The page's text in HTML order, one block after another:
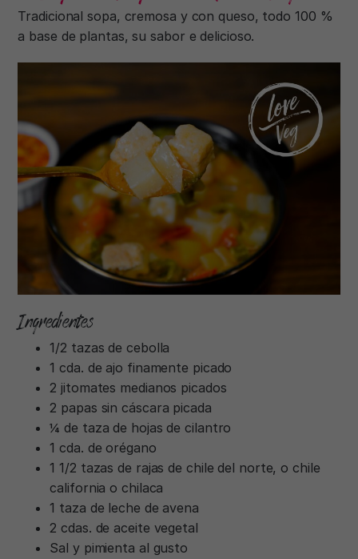
Tradicional sopa, cremosa y con queso, todo 100 %
a base de plantas, su sabor e delicioso.
Ingredientes
1/2 tazas de cebolla
1 cda. de ajo finamente picado
2 jitomates medianos picados
2 papas sin cáscara picada
¼ de taza de hojas de cilantro
1 cda. de orégano
1 1/2 tazas de rajas de chile del norte, o chile
california o chilaca
1 taza de leche de avena
2 cdas. de aceite vegetal
Sal y pimienta al gusto